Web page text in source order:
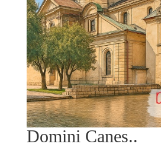
Domini Canes..